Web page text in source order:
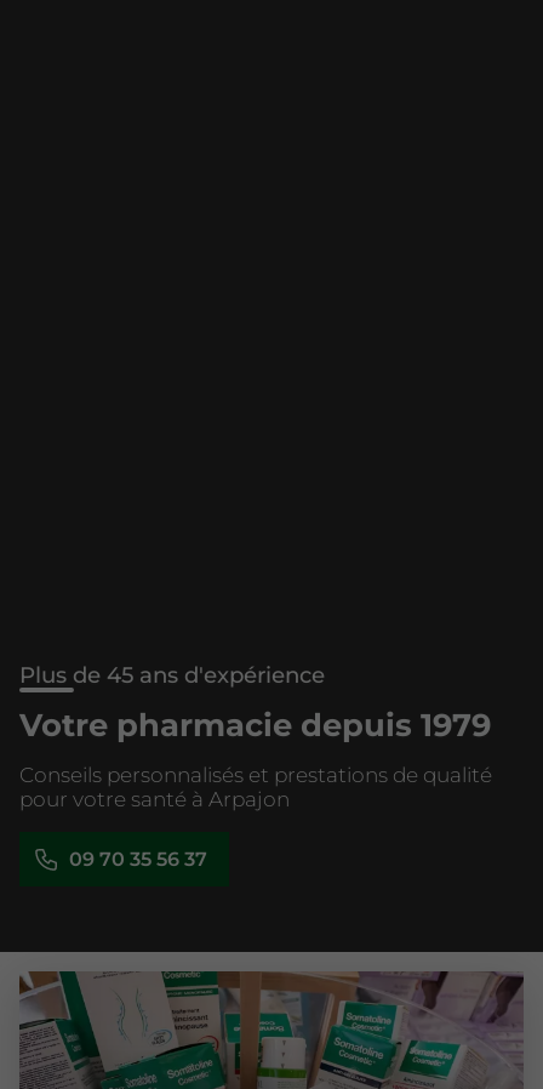
Plus de 45 ans d'expérience
Votre pharmacie depuis 1979
Conseils personnalisés et prestations de qualité
pour votre santé à Arpajon
09 70 35 56 37